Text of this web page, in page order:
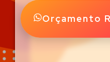
Orçamento